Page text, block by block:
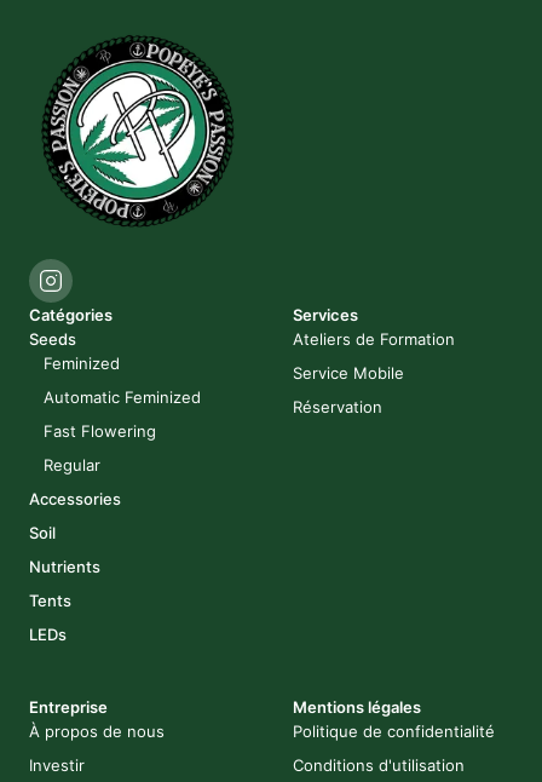
Catégories
Seeds
Feminized
Automatic Feminized
Fast Flowering
Regular
Accessories
Soil
Nutrients
Tents
LEDs
Services
Ateliers de Formation
Service Mobile
Réservation
Entreprise
À propos de nous
Investir
Mentions légales
Politique de confidentialité
Conditions d'utilisation